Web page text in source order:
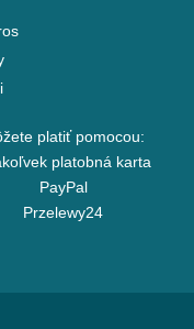
platiť pomocou:
platobná karta
PayPal
Przelewy24